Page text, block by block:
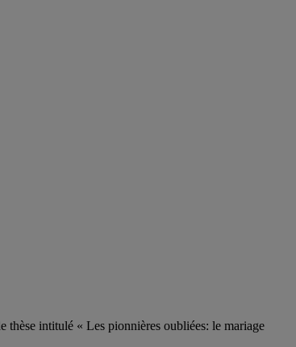
intitulé « Les pionnières oubliées: le mariage